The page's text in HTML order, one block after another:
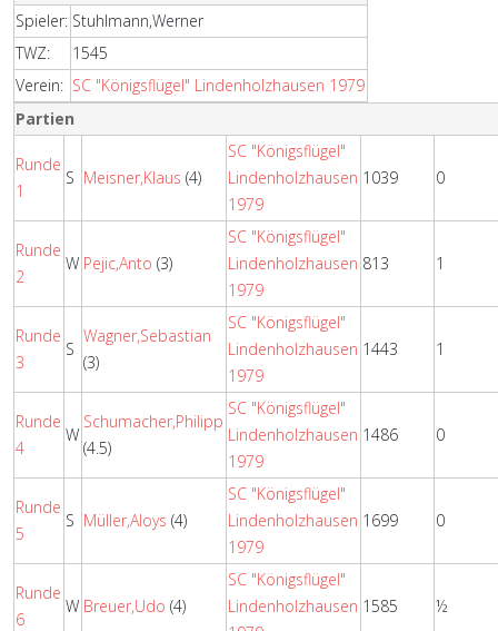
Spieler: Stuhlmann,Werner
TWZ:
1545
Verein: SC "Königsflügel" Lindenholzhausen 1979
Partien
Runde
1
S Meisner,Klaus (4)
SC "Königsflügel"
Lindenholzhausen
1979
1039 0
Runde
2
W Pejic,Anto (3)
SC "Königsflügel"
Lindenholzhausen
1979
813 1
Runde
3
S
Wagner,Sebastian
(3)
SC "Königsflügel"
Lindenholzhausen
1979
1443 1
Runde
4
W
Schumacher,Philipp
(4.5)
SC "Königsflügel"
Lindenholzhausen
1979
1486 0
Runde
5
S Müller,Aloys (4)
SC "Königsflügel"
Lindenholzhausen
1979
1699 0
Runde
6
W Breuer,Udo (4)
SC "Königsflügel"
Lindenholzhausen 1585 ½